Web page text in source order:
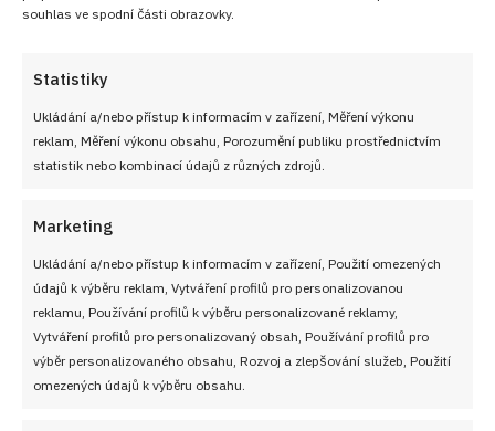
souhlas ve spodní části obrazovky.
Statistiky
Ukládání a/nebo přístup k informacím v zařízení, Měření výkonu
reklam, Měření výkonu obsahu, Porozumění publiku prostřednictvím
statistik nebo kombinací údajů z různých zdrojů.
Marketing
Ukládání a/nebo přístup k informacím v zařízení, Použití omezených
údajů k výběru reklam, Vytváření profilů pro personalizovanou
reklamu, Používání profilů k výběru personalizované reklamy,
Vytváření profilů pro personalizovaný obsah, Používání profilů pro
výběr personalizovaného obsahu, Rozvoj a zlepšování služeb, Použití
omezených údajů k výběru obsahu.